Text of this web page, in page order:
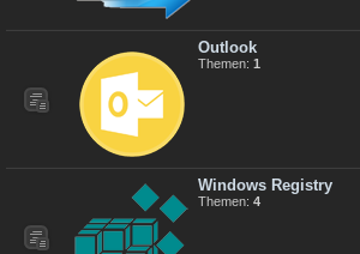
Outlook
Themen: 1
Windows Registry
Themen: 4